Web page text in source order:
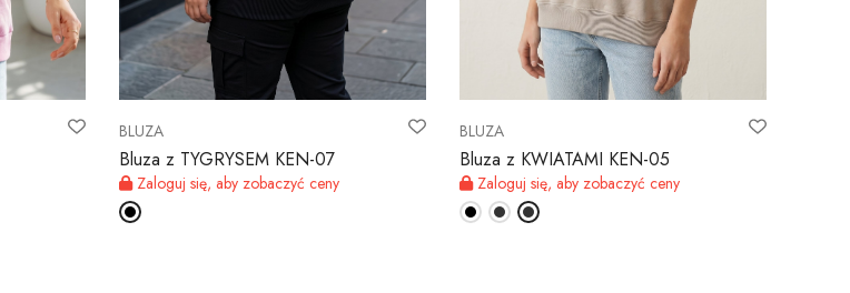
BLUZA
Bluza z TYGRYSEM KEN-07
Zaloguj się, aby zobaczyć ceny
BLUZA
Bluza z KWIATAMI KEN-05
Zaloguj się, aby zobaczyć ceny